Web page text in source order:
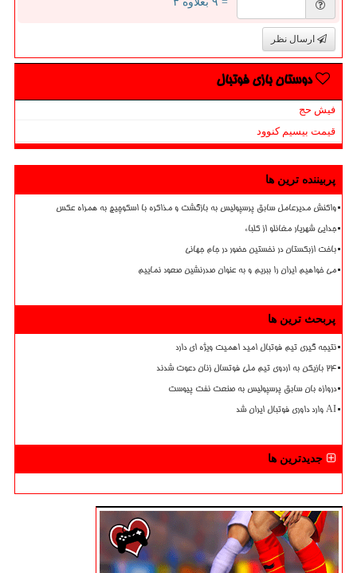
ارسال نظر
دوستان بازی فوتبال
فیش حج
قیمت بیسیم کنوود
پربیننده ترین ها
واکنش مدیرعامل سابق پرسپولیس به بازگشت و مذاکره با اسکوچیچ به همراه عکس
جدایی شهریار مغانلو از کلباء
باخت ازبکستان در نخستین حضور در جام جهانی
می خواهیم ایران را ببریم و به عنوان صدرنشین صعود نماییم
پربحث ترین ها
نتیجه گیری تیم فوتبال امید اهمیت ویژه ای دارد
۲۴ بازیکن به اردوی تیم ملی فوتسال زنان دعوت شدند
دروازه بان سابق پرسپولیس به صنعت نفت پیوست
AI وارد داوری فوتبال ایران شد
جدیدترین ها